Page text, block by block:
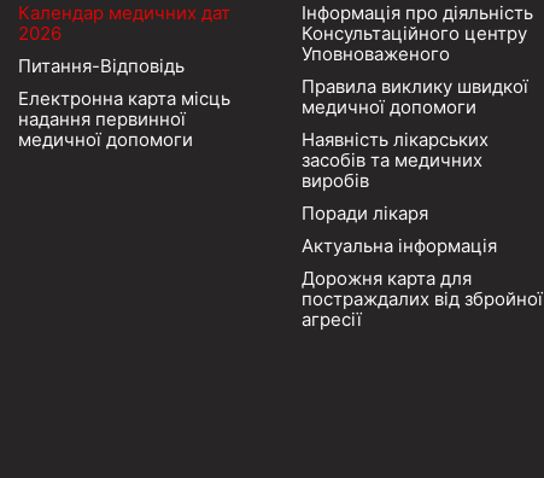
Календар медичних дат
2026
Питання-Відповідь
Електронна карта місць
надання первинної
медичної допомоги
Інформація про діяльність
Консультаційного центру
Уповноваженого
Правила виклику швидкої
медичної допомоги
Наявність лікарських
засобів та медичних
виробів
Поради лікаря
Актуальна інформація
Дорожня карта для
постраждалих від збройної
агресії